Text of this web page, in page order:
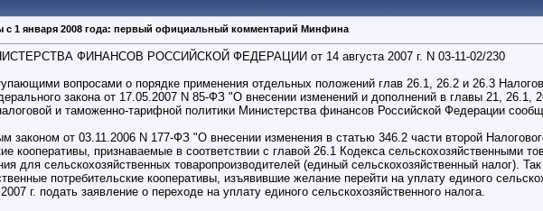
с 1 января 2008 года: первый официальный комментарий Минфина
ФИНАНСОВ РОССИЙСКОЙ ФЕДЕРАЦИИ от 14 августа 2007 г. N 03-11-02/230
вопросами о порядке применения отдельных положений глав 26.1, 26.2 и 26.3
закона от 17.05.2007 N 85-ФЗ "О внесении изменений и дополнений в главы 21, 26.1,
и таможенно-тарифной политики Министерства финансов Российской Федерации
законом от 03.11.2006 N 177-ФЗ "О внесении изменения в статью 346.2 части второй
кооперативы, признаваемые в соответствии с главой 26.1 Кодекса сельскохозяйственными
для сельскохозяйственных товаропроизводителей (единый сельскохозяйственный налог).
потребительские кооперативы, изъявившие желание перейти на уплату единого
г. подать заявление о переходе на уплату единого сельскохозяйственного налога.